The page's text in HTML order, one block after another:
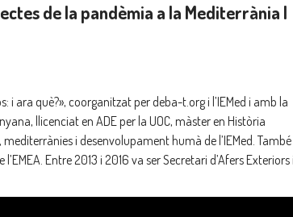
de la pandèmia a la Mediterrània |
i ara què?», coorganitzat per deba-t.org i l’IEMed i amb la
llicenciat en ADE per la UOC, màster en Història
i desenvolupament humà de l’IEMed. També
Entre 2013 i 2016 va ser Secretari d’Afers Exteriors